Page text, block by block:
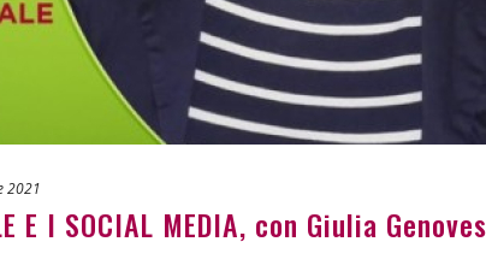
2021
E I SOCIAL MEDIA, con Giulia